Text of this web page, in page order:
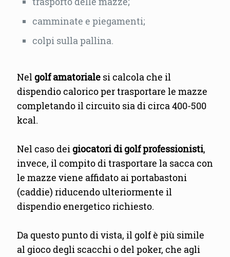
camminate e piegamenti;
colpi sulla pallina.
Nelgolf amatoriale si calcola che il
dispendio calorico per trasportare le mazze
completando il circuito sia di circa 400-500
kcal.
Nel caso deigiocatori di golf professionisti,
invece, il compito di trasportare la sacca con
le mazze viene affidato ai portabastoni
(caddie) riducendo ulteriormente il
dispendio energetico richiesto.
Da questo punto di vista, il golf è più simile
al gioco degli scacchi o del poker, che agli